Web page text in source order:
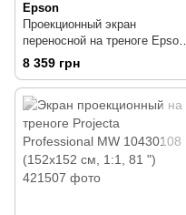
Epson
Проекционный экран
переносной на треноге Epson
ELPSC26 V12H002S26 (177 ×
100 см, 16:9, 80 ")
8 359 грн